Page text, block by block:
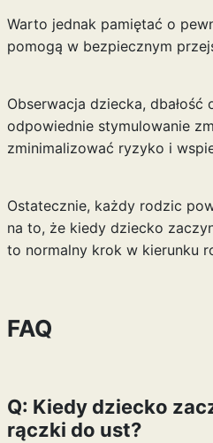
Warto jednak pamiętać o
pomogą w bezpiecznym
Obserwacja dziecka, dbałość
odpowiednie stymulowanie
zminimalizować ryzyko i
Ostatecznie, każdy rodzic
na to, że kiedy dziecko
to normalny krok w kierunku
FAQ
Q: Kiedy dziecko
rączki do ust?